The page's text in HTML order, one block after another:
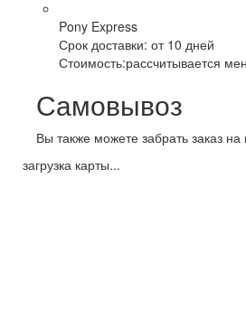
Pony Express
Срок доставки: от 10 дней
Стоимость:рассчитывается
Самовывоз
Вы также можете забрать заказ
загрузка карты...